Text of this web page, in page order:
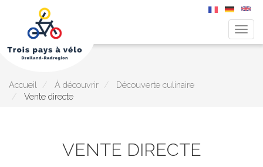
Aller
principal
Accueil À découvrir
Découverte culinaire
Vente directe
VENTE DIRECTE